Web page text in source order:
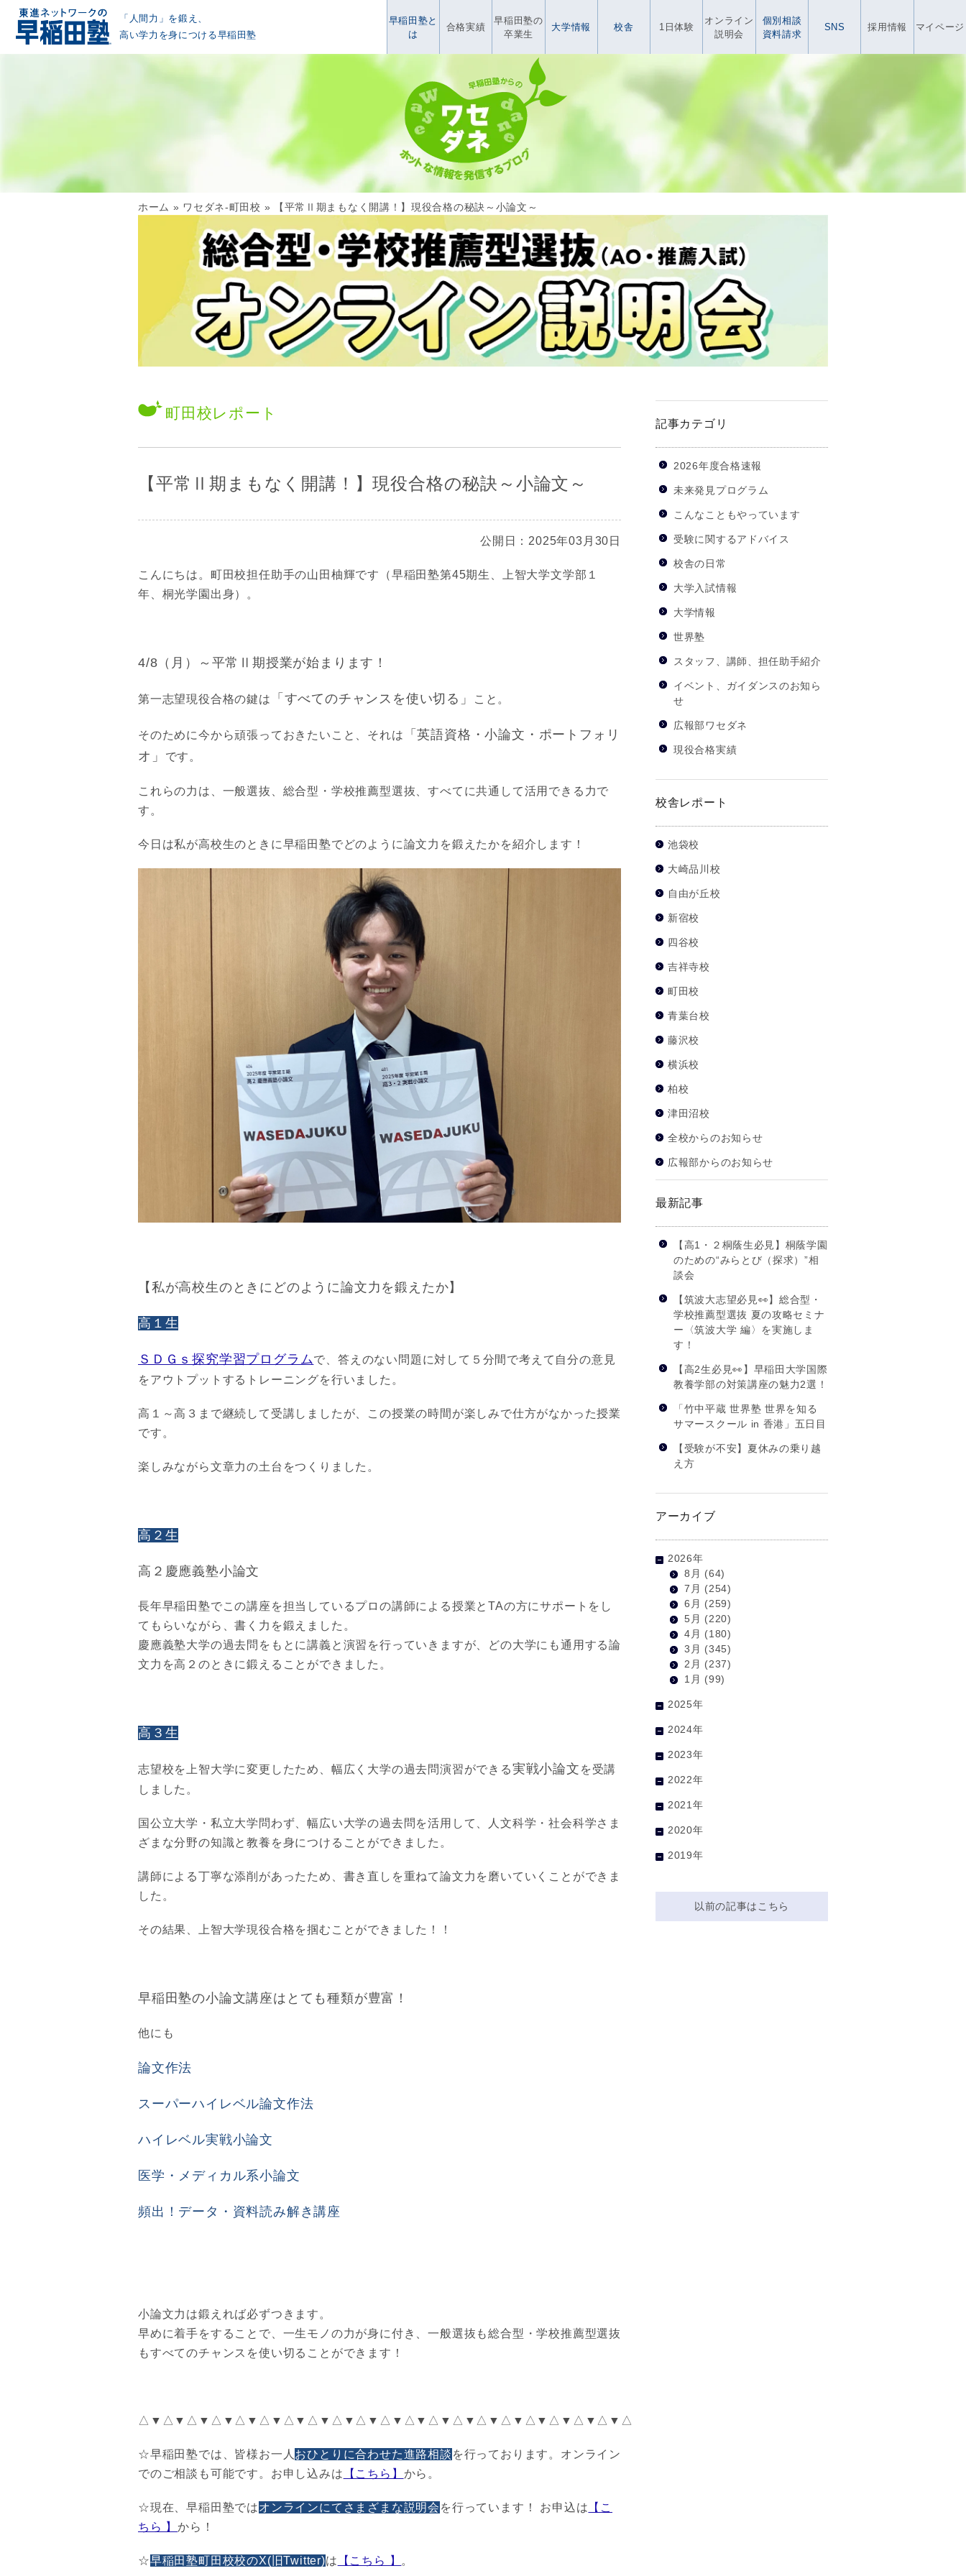
「人間力」を鍛え、
高い学力を身につける早稲田塾
早稲田塾と
は
合格実績
早稲田塾の
卒業生
大学情報 校舎 1日体験
オンライン
説明会
個別相談
資料請求
SNS 採用情報 マイページ
ホーム » ワセダネ-町田校 » 【平常Ⅱ期まもなく開講！】現役合格の秘訣～小論文～
町田校レポート
【平常Ⅱ期まもなく開講！】現役合格の秘訣～小論文～
公開日：2025年03月30日
こんにちは。町田校担任助手の山田柚輝です（早稲田塾第45期生、上智大学文学部１
年、桐光学園出身）。
4/8（月）～平常Ⅱ期授業が始まります！
第一志望現役合格の鍵は 「すべてのチャンスを使い切る」 こと。
そのために今から頑張っておきたいこと、それは
「英語資格・小論文・ポートフォリ
オ」
です。
これらの力は、一般選抜、総合型・学校推薦型選抜、すべてに共通して活用できる力で
す。
今日は私が高校生のときに早稲田塾でどのように論文力を鍛えたかを紹介します！
【私が高校生のときにどのように論文力を鍛えたか】
高１生
ＳＤＧｓ探究学習プログラムで、答えのない問題に対して５分間で考えて自分の意見
をアウトプットするトレーニングを行いました。
高１～高３まで継続して受講しましたが、この授業の時間が楽しみで仕方がなかった授業
です。
楽しみながら文章力の土台をつくりました。
高２生
高２慶應義塾小論文
長年早稲田塾でこの講座を担当しているプロの講師による授業とTAの方にサポートをし
てもらいながら、書く力を鍛えました。
慶應義塾大学の過去問をもとに講義と演習を行っていきますが、どの大学にも通用する論
文力を高２のときに鍛えることができました。
高３生
志望校を上智大学に変更したため、幅広く大学の過去問演習ができる実戦小論文 を受講
しました。
国公立大学・私立大学問わず、幅広い大学の過去問を活用して、人文科学・社会科学さま
ざまな分野の知識と教養を身につけることができました。
講師による丁寧な添削があったため、書き直しを重ねて論文力を磨いていくことができま
した。
その結果、上智大学現役合格を掴むことができました！！
早稲田塾の小論文講座はとても種類が豊富！
他にも
論文作法
スーパーハイレベル論文作法
ハイレベル実戦小論文
医学・メディカル系小論文
頻出！データ・資料読み解き講座
小論文力は鍛えれば必ずつきます。
早めに着手をすることで、一生モノの力が身に付き、一般選抜も総合型・学校推薦型選抜
もすべてのチャンスを使い切ることができます！
△▼△▼△▼△▼△▼△▼△▼△▼△▼△▼△▼△▼△▼△▼△▼△▼△▼△▼△▼△▼△
☆早稲田塾では、皆様お一人 おひとりに合わせた進路相談 を行っております。オンライン
でのご相談も可能です。お申し込みは 【こちら】 から。
☆現在、早稲田塾ではオンラインにてさまざまな説明会 を行っています！ お申込は 【こ
ちら 】から！
☆早稲田塾町田校校のX(旧Twitter)は 【こちら 】 。
記事カテゴリ
2026年度合格速報
未来発見プログラム
こんなこともやっています
受験に関するアドバイス
校舎の日常
大学入試情報
大学情報
世界塾
スタッフ、講師、担任助手紹介
イベント、ガイダンスのお知ら
せ
広報部ワセダネ
現役合格実績
校舎レポート
池袋校
大崎品川校
自由が丘校
新宿校
四谷校
吉祥寺校
町田校
青葉台校
藤沢校
横浜校
柏校
津田沼校
全校からのお知らせ
広報部からのお知らせ
最新記事
【高1・２桐蔭生必見】桐蔭学園
のための“みらとび（探求）”相
談会
【筑波大志望必見👀】総合型・
学校推薦型選抜 夏の攻略セミナ
ー〈筑波大学 編〉を実施しま
す！
【高2生必見👀】早稲田大学国際
教養学部の対策講座の魅力2選！
「竹中平蔵 世界塾 世界を知る
サマースクール in 香港」五日目
【受験が不安】夏休みの乗り越
え方
アーカイブ
2026年
8月 (64)
7月 (254)
6月 (259)
5月 (220)
4月 (180)
3月 (345)
2月 (237)
1月 (99)
2025年
2024年
2023年
2022年
2021年
2020年
2019年
以前の記事はこちら